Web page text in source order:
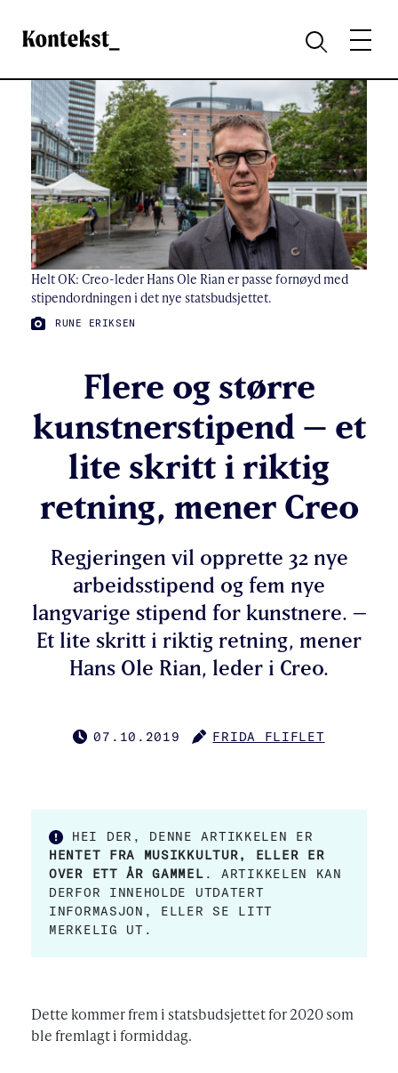
Kontekst
SØKMENY
Helt OK: Creo-leder Hans Ole Rian er passe fornøyd med
stipendordningen i det nye statsbudsjettet.
FOTO:
RUNE ERIKSEN
Flere og større
kunstnerstipend – et
lite skritt i riktig
retning, mener Creo
Regjeringen vil opprette 32 nye
arbeidsstipend og fem nye
langvarige stipend for kunstnere. –
Et lite skritt i riktig retning, mener
Hans Ole Rian, leder i Creo.
PUBLISERT
07.10.2019
FORFATTER
FRIDA FLIFLET
HEI DER, DENNE ARTIKKELEN ER
HENTET FRA MUSIKKULTUR, ELLER ER
OVER ETT ÅR GAMMEL . ARTIKKELEN KAN
DERFOR INNEHOLDE UTDATERT
INFORMASJON, ELLER SE LITT
MERKELIG UT.
Dette kommer frem i statsbudsjettet for 2020 som
ble fremlagt i formiddag.